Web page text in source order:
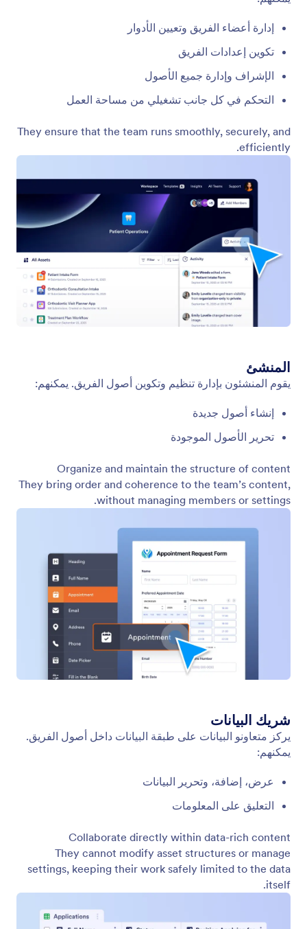
مساحة عمل الفريق
اسمح للأعضاء بإنشاء نماذج وجداول وتقارير وتطبيقات
للعمل بشكل تعاوني عبر الإنترنت. عيِّن أدوارًا وأذونات
مختلفة للبقاء متحكمًا في بياناتك.
أدوار الفريق
تبدأ مساحة العمل المنظمة جيدًا بأدوار محددة بوضوح.
عمل فريق محددة، مما يضمن أن يبقى التعاون منظمًا
وآمنًا وفعالًا.
تسميات الفريق تساعد الفرق على تنظيم الأصول داخل
مساحة عمل مشتركة بوضوح واتساق ومرونة. تعمل
التسميات كعلامات تصنيف مشتركة تسمح للجميع في
الفريق بتصفح الأصول وتجميعها واسترجاعها بسرعة.